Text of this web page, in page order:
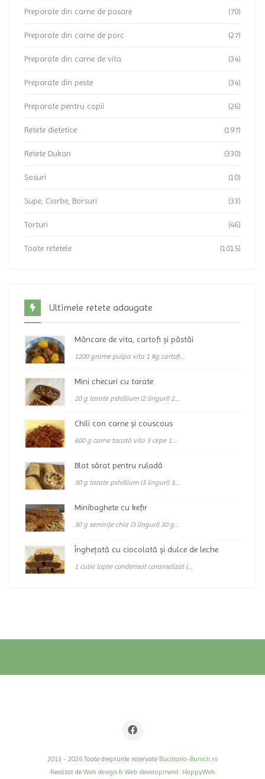
Preparate din carne de pasare (70)
Preparate din carne de porc (27)
Preparate din carne de vita (34)
Preparate din peste (34)
Preparate pentru copii (26)
Retete dietetice (197)
Retete Dukan (330)
Sosuri (10)
Supe, Ciorbe, Borsuri (33)
Torturi (46)
Toate retetele (1015)
Ultimele retete adaugate
Mâncare de vita, cartofi și păstăi
1200 grame pulpa vita 1 kg cartofi...
Mini checuri cu tarate
20 g tarate pshillium (2 linguri) 2...
Chili con carne și couscous
600 g carne tocată vita 3 cepe 1...
Blat sărat pentru ruladă
30 g tarate pshillium (3 linguri) 3...
Minibaghete cu kefir
30 g semințe chia (3 linguri) 30 g...
Înghețată cu ciocolată și dulce de leche
1 cutie lapte condensat caramelizat (...
2013 - 2026 Toate drepturile rezervate Bucataria-Bunicii.ro
Realizat de Web design & Web development: HappyWeb